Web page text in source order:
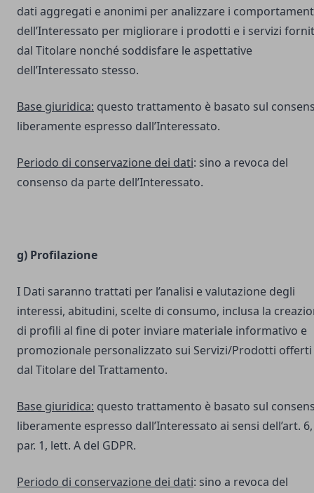
dati aggregati e anonimi per analizzare i
dell’Interessato per migliorare i prodotti e i servizi
dal Titolare nonché soddisfare le aspettative
dell’Interessato stesso.
Base giuridica: questo trattamento è basato sul
liberamente espresso dall’Interessato.
Periodo di conservazione dei dati: sino a revoca del
consenso da parte dell’Interessato.
g) Profilazione
I Dati saranno trattati per l’analisi e valutazione degli
interessi, abitudini, scelte di consumo, inclusa la
di profili al fine di poter inviare materiale informativo e
promozionale personalizzato sui Servizi/Prodotti offerti
dal Titolare del Trattamento.
Base giuridica: questo trattamento è basato sul
liberamente espresso dall’Interessato ai sensi dell’art. 6,
par. 1, lett. A del GDPR.
Periodo di conservazione dei dati: sino a revoca del